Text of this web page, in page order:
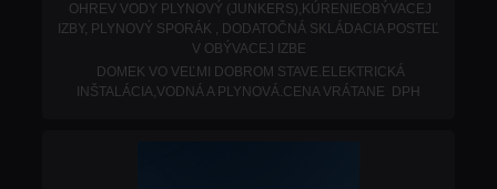
OHREV VODY PLYNOVÝ (JUNKERS),KÚRENIEOBÝVACEJ
IZBY, PLYNOVÝ SPORÁK , DODATOČNÁ SKLÁDACIA POSTEĽ
V OBÝVACEJ IZBE
DOMEK VO VEĽMI DOBROM STAVE.ELEKTRICKÁ
INŠTALÁCIA,VODNÁ A PLYNOVÁ.CENA VRÁTANE DPH